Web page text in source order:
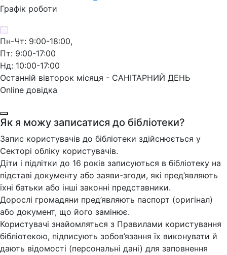
Графік роботи
Пн-Чт: 9:00-18:00,
Пт: 9:00-17:00
Нд: 10:00-17:00
Останній вівторок місяця - САНІТАРНИЙ ДЕНЬ
Online довідка
Як я можу записатися до бібліотеки?
Запис користувачів до бібліотеки здійснюється у
Секторі обліку користувачів.
Діти і підлітки до 16 років записуються в бібліотеку на
підставі документу або заяви-згоди, які пред’являють
їхні батьки або інші законні представники.
Дорослі громадяни пред’являють паспорт (оригінал)
або документ, що його замінює.
Користувачі знайомляться з Правилами користування
бібліотекою, підписують зобов’язання їх виконувати й
дають відомості (персональні дані) для заповнення